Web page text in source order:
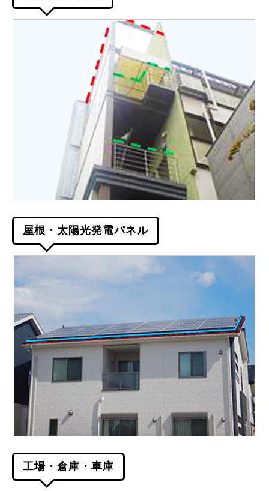
屋根・太陽光発電パネル
工場・倉庫・車庫